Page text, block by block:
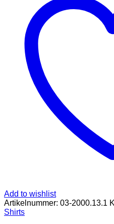
gesticktem
„Kölner
Dom“
weiss
100%
Bio-
Baumwolle
Menge
Add to wishlist
Artikelnummer: 03-2000.13.1
Shirts